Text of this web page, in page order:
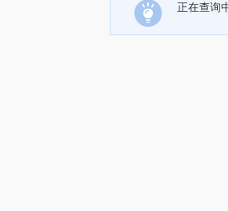
正在查询